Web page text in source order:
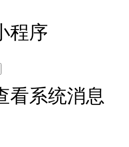
程序
看系统消息